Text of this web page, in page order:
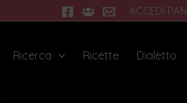
ACCEDI
Ricerca Ricette Dialetto